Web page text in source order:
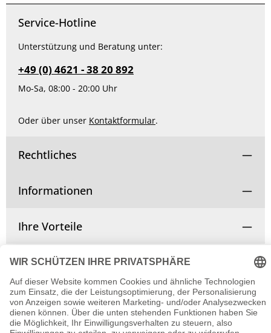
Produkt Anzahl: Gib den gewünschten Wert ein
Service-Hotline
Unterstützung und Beratung unter:
+49 (0) 4621 - 38 20 892
Mo-Sa, 08:00 - 20:00 Uhr
Oder über unser Kontaktformular.
Rechtliches
Informationen
Ihre Vorteile